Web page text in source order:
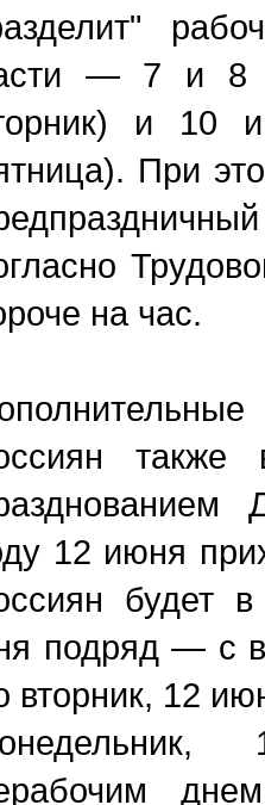
— 7 и 8
и 10
При
на час.
12 июня
будет
подряд — с
вторник, 12